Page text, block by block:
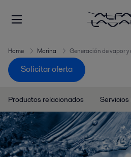
Home Marina Generación de vapor y
Solicitar oferta
Productos relacionados